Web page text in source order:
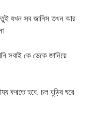
তুই যখন সব জানিস তখন আর
সবাই কে ডেকে জানিয়ে
করতে হবে. চল বুড়ির ঘরে